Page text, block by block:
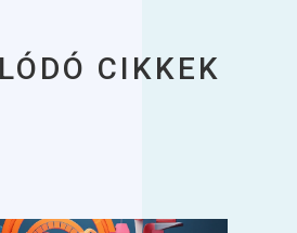
CIKKEK